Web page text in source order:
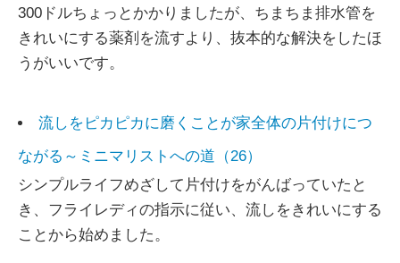
300ドルちょっとかかりましたが、ちまちま排水管を
きれいにする薬剤を流すより、抜本的な解決をしたほ
うがいいです。
流しをピカピカに磨くことが家全体の片付けにつ
ながる～ミニマリストへの道（26）
シンプルライフめざして片付けをがんばっていたと
き、フライレディの指示に従い、流しをきれいにする
ことから始めました。